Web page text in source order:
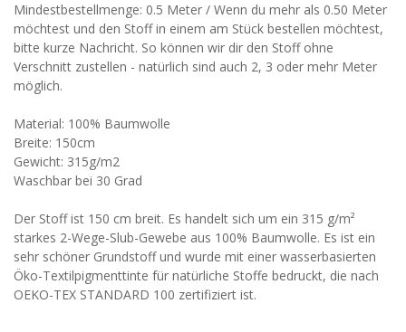
Mindestbestellmenge: 0.5 Meter / Wenn du mehr als 0.50 Meter
möchtest und den Stoff in einem am Stück bestellen möchtest,
bitte kurze Nachricht. So können wir dir den Stoff ohne
Verschnitt zustellen - natürlich sind auch 2, 3 oder mehr Meter
möglich.
Material: 100% Baumwolle
Breite: 150cm
Gewicht: 315g/m2
Waschbar bei 30 Grad
Der Stoff ist 150 cm breit. Es handelt sich um ein 315 g/m²
starkes 2-Wege-Slub-Gewebe aus 100% Baumwolle. Es ist ein
sehr schöner Grundstoff und wurde mit einer wasserbasierten
Öko-Textilpigmenttinte für natürliche Stoffe bedruckt, die nach
OEKO-TEX STANDARD 100 zertifiziert ist.